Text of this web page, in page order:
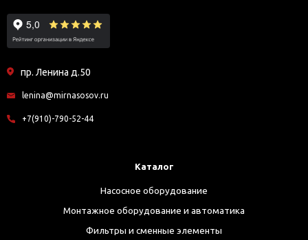
пр. Ленина д.50
lenina@mirnasosov.ru
+7(910)-790-52-44
Каталог
Насосное оборудование
Монтажное оборудование и автоматика
Фильтры и сменные элементы